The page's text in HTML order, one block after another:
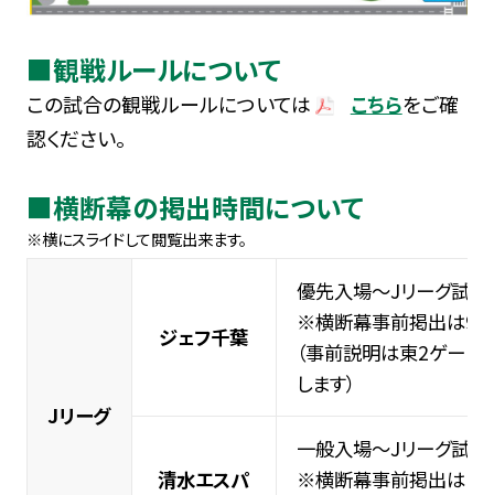
■観戦ルールについて
この試合の観戦ルールについては こちらをご確
認ください。
■横断幕の掲出時間について
Jリーグ
ジェフ千葉
優先入場～Jリーグ試
※横断幕事前掲出は
（事前説明は東2ゲート
します）
清水エスパ
一般入場～Jリーグ試
※横断幕事前掲出は